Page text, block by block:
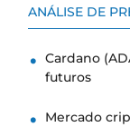
ANÁLISE DE
Cardano
futuros
Mercado